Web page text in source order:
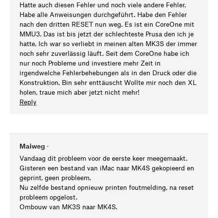
Hatte auch diesen Fehler und noch viele andere Fehler.
Habe alle Anweisungen durchgeführt. Habe den Fehler
nach den dritten RESET nun weg. Es ist ein CoreOne mit
MMU3. Das ist bis jetzt der schlechteste Prusa den ich je
hatte. Ich war so verliebt in meinen alten MK3S der immer
noch sehr zuverlässig läuft. Seit dem CoreOne habe ich
nur noch Probleme und investiere mehr Zeit in
irgendwelche Fehlerbehebungen als in den Druck oder die
Konstruktion. Bin sehr enttäuscht Wollte mir noch den XL
holen, traue mich aber jetzt nicht mehr!
Reply
Maiweg •
Vandaag dit probleem voor de eerste keer meegemaakt.
Gisteren een bestand van iMac naar MK4S gekopieerd en
geprint, geen probleem.
Nu zelfde bestand opnieuw printen foutmelding, na reset
probleem opgelost.
Ombouw van MK3S naar MK4S.